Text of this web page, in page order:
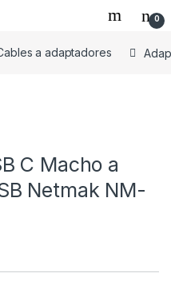
0
a adaptadores
C Macho a
Netmak NM-